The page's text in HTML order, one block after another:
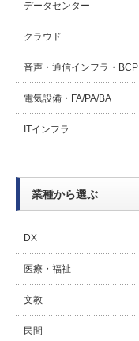
データセンター
クラウド
音声・通信インフラ・BCP
電気設備・FA/PA/BA
ITインフラ
業種から選ぶ
DX
医療・福祉
文教
民間